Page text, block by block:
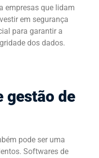
empresas que lidam
em segurança
para garantir a
dos dados.
gestão de
pode ser uma
Softwares de